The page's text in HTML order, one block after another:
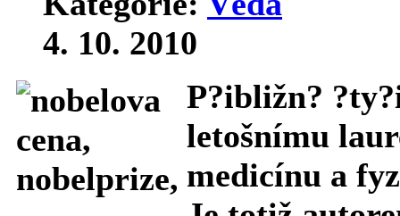
4. 10. 2010
P?ibližn?
letošnímu
medicínu a